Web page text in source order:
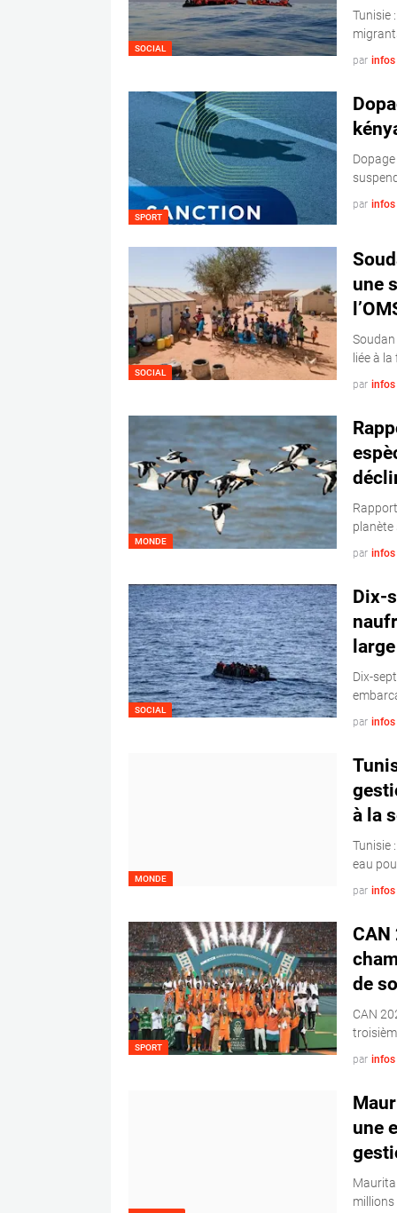
SOCIAL
Tunisie
par infos
SPORT
par infos
SOCIAL
une
liée à
par infos
MONDE
par infos
SOCIAL
Dix-
Dix-
par infos
MONDE
à la
Tunisie
eau
par infos
SPORT
CAN
de
CAN
par infos
une
millions